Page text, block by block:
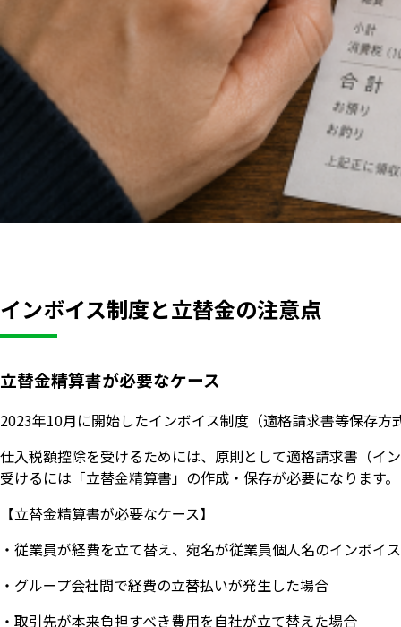
インボイス制度と立替金の注意点
立替金精算書が必要なケース
2023年10月に開始したインボイス制度（適格請求書等保存
仕入税額控除を受けるためには、原則として適格請求書（イ
受けるには「立替金精算書」の作成・保存が必要になります。
【立替金精算書が必要なケース】
・従業員が経費を立て替え、宛名が従業員個人名のインボイ
・グループ会社間で経費の立替払いが発生した場合
・取引先が本来負担すべき費用を自社が立て替えた場合